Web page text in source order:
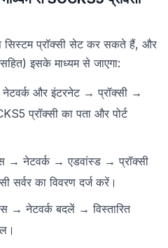
प्रॉक्सी सेट कर सकते हैं, और
इसके माध्यम से जाएगा:
और इंटरनेट → प्रॉक्सी →
प्रॉक्सी का पता और पोर्ट
→ नेटवर्क → एडवांस्ड → प्रॉक्सी
सर्वर का विवरण दर्ज करें।
→ नेटवर्क बदलें → विस्तारित